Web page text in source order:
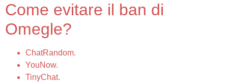
Come evitare il ban di
Omegle?
ChatRandom.
YouNow.
TinyChat.